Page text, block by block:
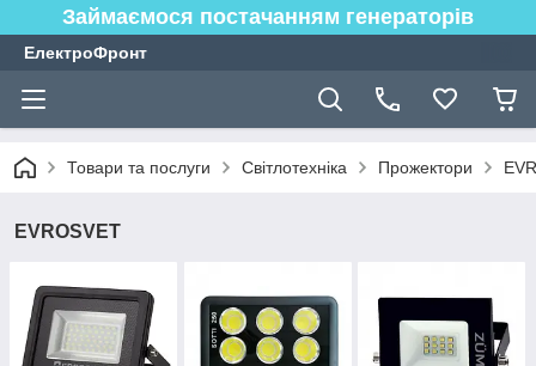
Займаємося постачанням генераторів
ЕлектроФронт
Товари та послуги Світлотехніка Прожектори
EVROSVET